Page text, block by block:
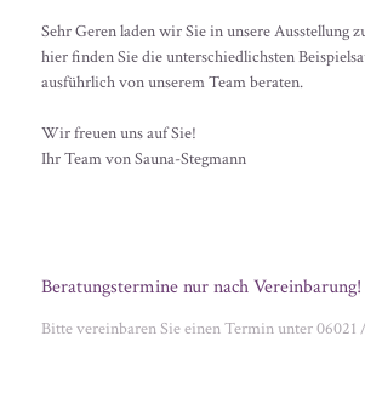
Sehr Geren laden wir Sie in unsere Ausstellung
hier finden Sie die unterschiedlichsten
ausführlich von unserem Team beraten.
Wir freuen uns auf Sie!
Ihr Team von Sauna-Stegmann
Beratungstermine nur nach Vereinbarung!
Bitte vereinbaren Sie einen Termin unter 06021